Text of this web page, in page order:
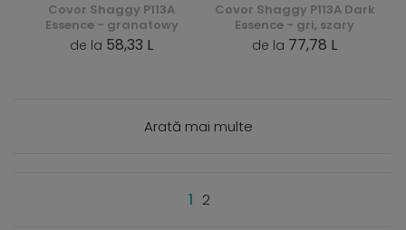
Covor Shaggy P113A
Essence - granatowy
de la 58,33 L
Covor Shaggy P113A Dark
Essence - gri, szary
de la 77,78 L
Arată mai multe
1 2